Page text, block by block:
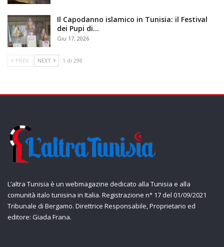
Il Capodanno islamico in Tunisia: il Festival
dei Pupi di…
Giu 17, 2026
PREV NEXT 1 di 298
L’altra Tunisia è un webmagazine dedicato alla Tunisia e alla
comunità italo tunisina in Italia. Registrazione n° 17 del 01/09/2021
Tribunale di Bergamo. Direttrice Responsabile, Proprietario ed
editore: Giada Frana.